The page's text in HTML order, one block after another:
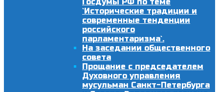
`Исторические традиции и
современные тенденции
российского
парламентаризма`.
На заседании общественного
совета
Прощание с председателем
Духовного управления
мусульман Санкт-Петербурга